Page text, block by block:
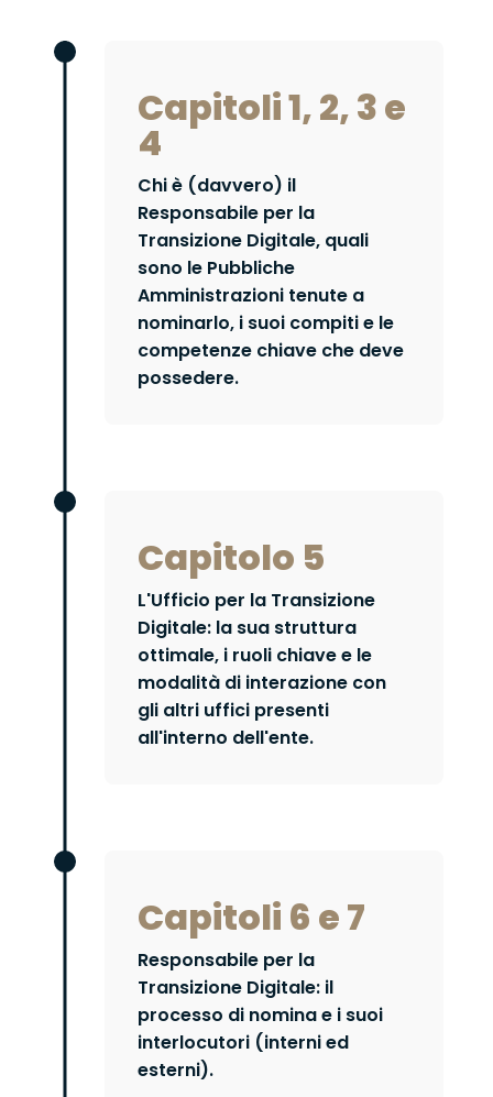
Capitoli 1, 2, 3 e
4
Chi è (davvero) il
Responsabile per la
Transizione Digitale, quali
sono le Pubbliche
Amministrazioni tenute a
nominarlo, i suoi compiti e le
competenze chiave che deve
possedere.
Capitolo 5
L'Ufficio per la Transizione
Digitale: la sua struttura
ottimale, i ruoli chiave e le
modalità di interazione con
gli altri uffici presenti
all'interno dell'ente.
Capitoli 6 e 7
Responsabile per la
Transizione Digitale: il
processo di nomina e i suoi
interlocutori (interni ed
esterni).